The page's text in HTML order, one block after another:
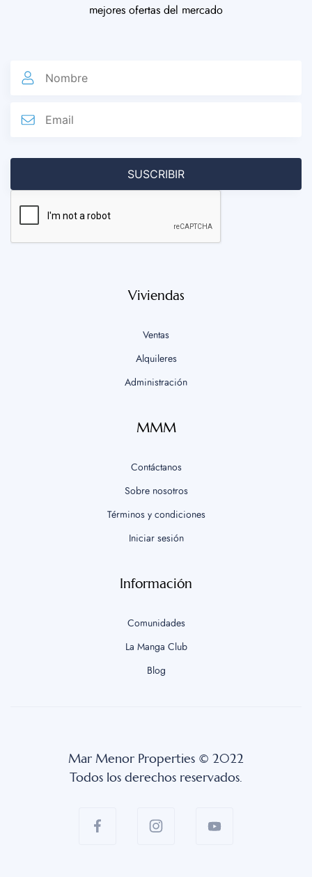
mejores ofertas del mercado
Viviendas
Ventas
Alquileres
Administración
MMM
Contáctanos
Sobre nosotros
Términos y condiciones
Iniciar sesión
Información
Comunidades
La Manga Club
Blog
Mar Menor Properties © 2022
Todos los derechos reservados.